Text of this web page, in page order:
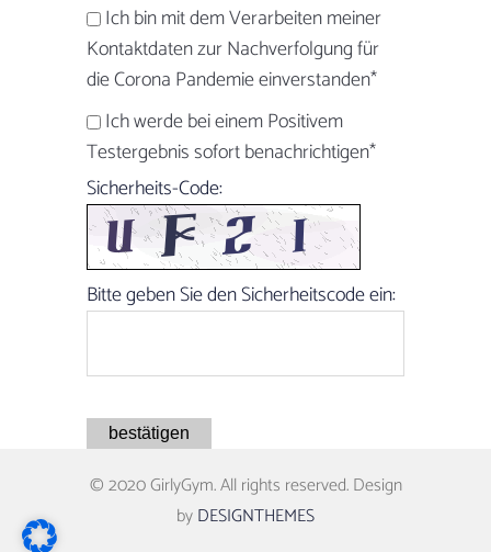
Ich bin mit dem Verarbeiten meiner
Kontaktdaten zur Nachverfolgung für
die Corona Pandemie einverstanden*
Ich werde bei einem Positivem
Testergebnis sofort benachrichtigen*
Sicherheits-Code:
Bitte geben Sie den Sicherheitscode ein:
bestätigen
© 2020 GirlyGym. All rights reserved. Design
byDESIGNTHEMES